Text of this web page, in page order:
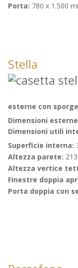
Porta: 780 x 1.500
Stella
esterne con
Dimensioni
Dimensioni utili
Superficie interna:
Altezza parete:
Altezza vertice
Finestre doppia
Porta doppia con